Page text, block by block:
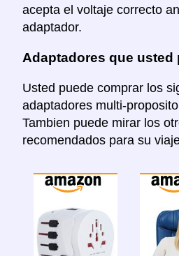
acepta el voltaje correcto
adaptador.
Adaptadores que usted
Usted puede comprar los
adaptadores multi-
Tambien puede mirar los
recomendados para su